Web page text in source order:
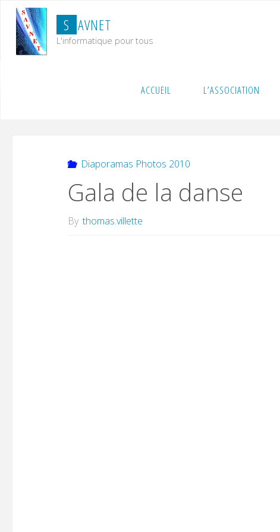
content
S AVNET
L'informatique pour tous
ACCUEIL L’ASSOCIATION
Diaporamas Photos 2010
Gala de la danse
By thomas.villette